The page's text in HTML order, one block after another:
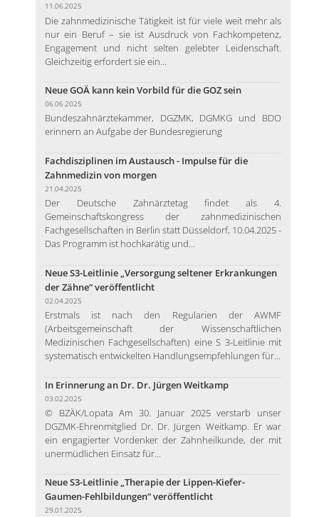
11.06.2025
Die zahnmedizinische Tätigkeit ist für viele weit mehr als
nur ein Beruf – sie ist Ausdruck von Fachkompetenz,
Engagement und nicht selten gelebter Leidenschaft.
Gleichzeitig erfordert sie ein...
Neue GOÄ kann kein Vorbild für die GOZ sein
06.06.2025
Bundeszahnärztekammer, DGZMK, DGMKG und BDO
erinnern an Aufgabe der Bundesregierung
Fachdisziplinen im Austausch - Impulse für die
Zahnmedizin von morgen
21.04.2025
Der Deutsche Zahnärztetag findet als 4.
Gemeinschaftskongress der zahnmedizinischen
Fachgesellschaften in Berlin statt Düsseldorf, 10.04.2025 -
Das Programm ist hochkarätig und...
Neue S3-Leitlinie „Versorgung seltener Erkrankungen
der Zähne“ veröffentlicht
02.04.2025
Erstmals ist nach den Regularien der AWMF
(Arbeitsgemeinschaft der Wissenschaftlichen
Medizinischen Fachgesellschaften) eine S 3-Leitlinie mit
systematisch entwickelten Handlungsempfehlungen für...
In Erinnerung an Dr. Dr. Jürgen Weitkamp
03.02.2025
© BZÄK/Lopata Am 30. Januar 2025 verstarb unser
DGZMK-Ehrenmitglied Dr. Dr. Jürgen Weitkamp. Er war
ein engagierter Vordenker der Zahnheilkunde, der mit
unermüdlichen Einsatz für...
Neue S3-Leitlinie „Therapie der Lippen-Kiefer-
Gaumen-Fehlbildungen“ veröffentlicht
29.01.2025